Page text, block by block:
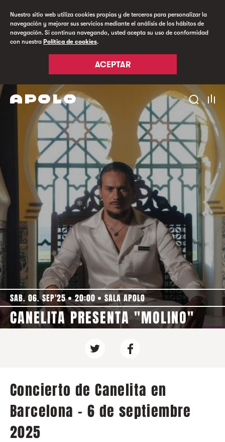
Nuestro sitio web utiliza cookies propias y de terceros para personalizar la
navegación y mejorar sus servicios mediante el análisis de los hábitos de
navegación. Si continua navegando, usted acepta su uso de conformidad
con nuestra Política de cookies.
ACEPTAR
SAB. 06. SEP'25 20:00 SALA APOLO
CANELITA PRESENTA "MOLINO"
Concierto de Canelita en
Barcelona - 6 de septiembre
2025